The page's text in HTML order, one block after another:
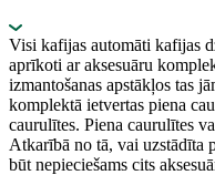
Visi kafijas automāti kafijas
aprīkoti ar aksesuāru
izmantošanas apstākļos tas
komplektā ietvertas piena
caurulītes. Piena caurulītes
Atkarībā no tā, vai uzstādīta
būt nepieciešams cits